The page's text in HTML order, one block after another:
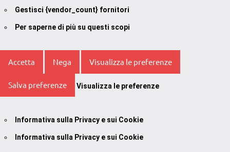
Gestisci {vendor_count} fornitori
Per saperne di più su questi scopi
Accetta Nega Visualizza le preferenze
Salva preferenze Visualizza le preferenze
Informativa sulla Privacy e sui Cookie
Informativa sulla Privacy e sui Cookie